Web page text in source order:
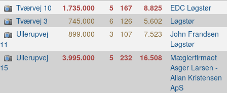
Tværvej 10
1.735.000 5 167 8.825 EDC Løgstør
Tværvej 3
745.000 6 126 5.602 Løgstør
Ullerupvej
11
899.000 3 107 7.523 John Frandsen
Løgstør
Ullerupvej
15
3.995.000 5 232 16.508 Mæglerfirmaet
Asger Larsen -
Allan Kristensen
ApS